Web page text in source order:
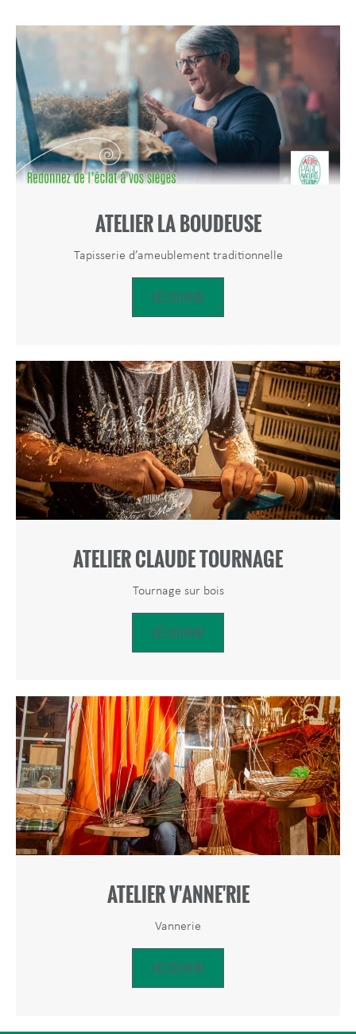
ATELIER LA BOUDEUSE
Tapisserie d’ameublement traditionnelle
DÉCOUVRIR
ATELIER CLAUDE TOURNAGE
Tournage sur bois
DÉCOUVRIR
ATELIER V'ANNE'RIE
Vannerie
DÉCOUVRIR